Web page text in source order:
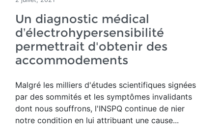
Un diagnostic médical
d’électrohypersensibilité
permettrait d'obtenir des
accommodements
Malgré les milliers d'études scientifiques signées
par des sommités et les symptômes invalidants
dont nous souffrons, l'INSPQ continue de nier
notre condition en lui attribuant une cause...